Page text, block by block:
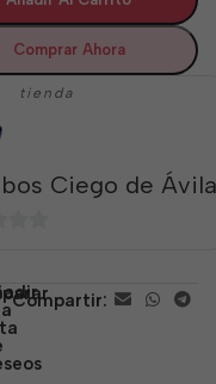
Comprar Ahora
tienda
Ciego de Ávila
Compartir: